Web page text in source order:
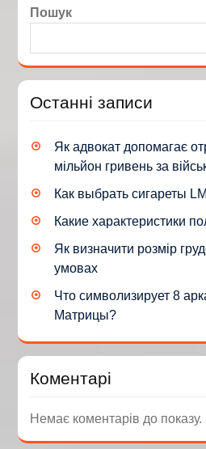
Пошук
Останні записи
Як адвокат допомагає
мільйон гривень за
Как выбрать сигареты
Какие характеристики
Як визначити розмір
умовах
Что символизирует 8
Матрицы?
Коментарі
Немає коментарів до показу.